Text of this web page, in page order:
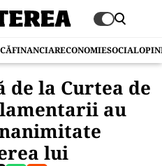
FINANCIARECONOMIESOCIAL
de la Curtea de
au
lui